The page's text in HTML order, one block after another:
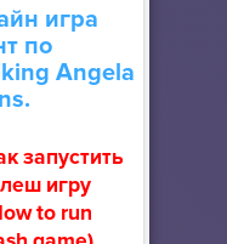
игра
по
Angela
запустить
игру
to run